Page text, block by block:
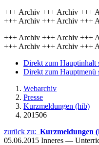
+++ Archiv +++ Archiv +++
+++ Archiv +++ Archiv +++
+++ Archiv +++ Archiv +++
+++ Archiv +++ Archiv +++
Direkt zum Hauptinhalt
Direkt zum Hauptmenü
Webarchiv
Presse
Kurzmeldungen (hib)
201506
zurück zu: Kurzmeldungen
05.06.2015 Inneres —